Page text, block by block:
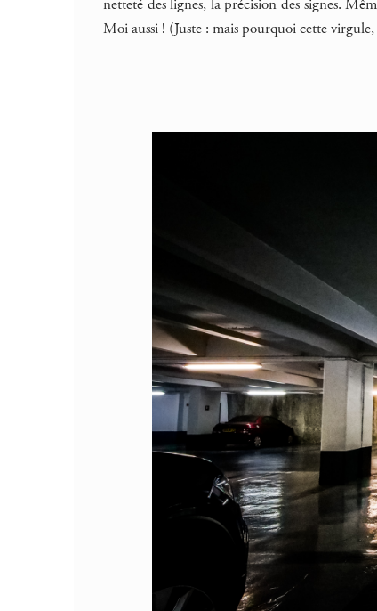
netteté des lignes, la précision des signes.
Moi aussi ! (Juste : mais pourquoi cette